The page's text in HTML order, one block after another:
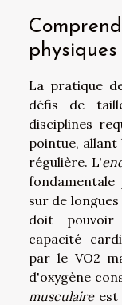
physiques
La pratique
défis de
disciplines
pointue, allant
régulière. L'
sur de
doit
capacité
par le VO2
d'oxygène
musculaireest